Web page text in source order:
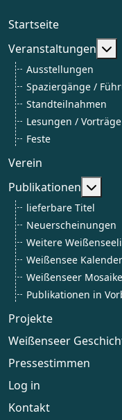
Startseite
Veranstaltungen
Ausstellungen
Spaziergänge /
Standteilnahmen
Lesungen / Vorträge
Feste
Verein
Publikationen
lieferbare Titel
Neuerscheinungen
Weitere
Weißensee Kalender
Weißenseer Mosaike
Publikationen in
Projekte
Weißenseer
Pressestimmen
Log in
Kontakt